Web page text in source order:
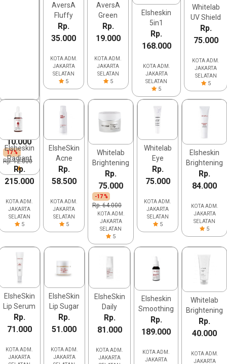
Rp.
10.000
17 %
Rp. 12.000
AversA
Fluffy
Green 2 in
1 Bar
100gr 2 in
1
Rp.
35.000
KOTA ADM.
JAKARTA
SELATAN
5
AversA
Green
Gentle 3
in 1 Bar
85gr 3in1
Aversa
Sabun
Rp.
19.000
KOTA ADM.
JAKARTA
SELATAN
5
Elsheskin
5in1
Eyessentials
Night Serum
Rp.
168.000
KOTA ADM.
JAKARTA
SELATAN
5
Whitelab
UV Shield
Tank
Sunscreen
Rp.
75.000
KOTA ADM.
JAKARTA
SELATAN
5
Elsheskin
Radiant
Skin
Serum
Rp.
215.000
KOTA ADM.
JAKARTA
SELATAN
5
ElsheSkin
Acne
Refresh
Toner
Rp.
58.500
KOTA ADM.
JAKARTA
SELATAN
5
Whitelab
Brightening
Night
Cream
Rp.
75.000
-17 %
Rp. 64.000
KOTA ADM.
JAKARTA
SELATAN
5
Whitelab
Eye
Cream
Rp.
75.000
KOTA ADM.
JAKARTA
SELATAN
5
Elsheskin
Brightening
Cream
Rp.
84.000
KOTA ADM.
JAKARTA
SELATAN
5
ElsheSkin
Lip Serum
Rp.
71.000
KOTA ADM.
JAKARTA
ElsheSkin
Lip Sugar
Scrub
Rp.
51.000
KOTA ADM.
JAKARTA
ElsheSkin
Daily
Protection
Gel
Rp.
81.000
KOTA ADM.
JAKARTA
Elsheskin
Smoothing
Serum For
Acne Skin
Rp.
189.000
KOTA ADM.
JAKARTA
Whitelab
Brightening
Facial
Wash
Rp.
40.000
KOTA ADM.
JAKARTA